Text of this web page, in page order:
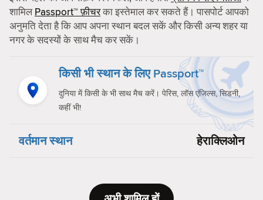
शामिलPassport™ फ़ीचरका इस्तेमाल कर सकते हैं। पासपोर्ट आपको
अनुमति देता है कि आप अपना स्थान बदल सकें और किसी अन्य शहर या
नगर के सदस्यों के साथ मैच कर सकें।
किसी भी स्थान के लिए Passport™
दुनिया में किसी के भी साथ मैच करें। पेरिस, लॉस एंजिल्स, सिडनी,
कहीं भी!
वर्तमान स्थान हेराक्लिओन